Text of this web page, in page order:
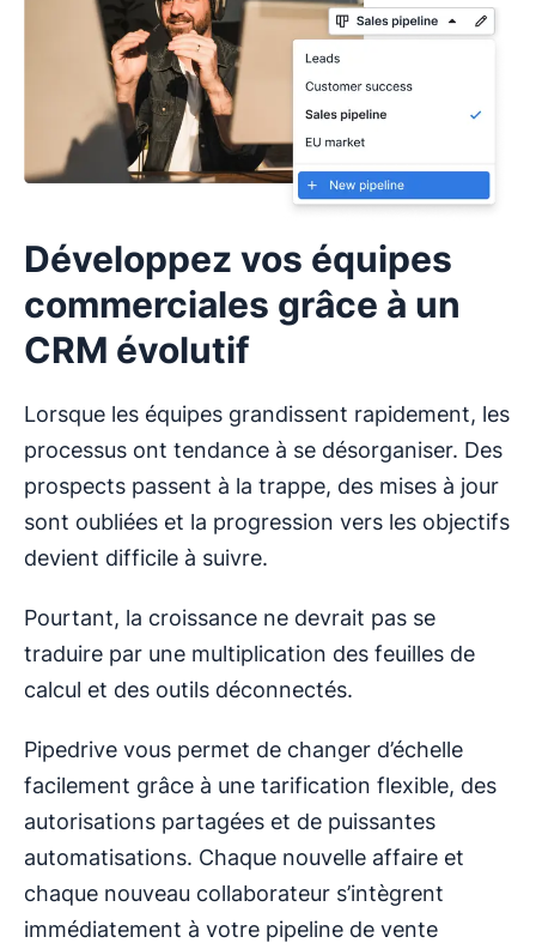
Développez vos équipes
commerciales grâce à un
CRM évolutif
Lorsque les équipes grandissent rapidement, les
processus ont tendance à se désorganiser. Des
prospects passent à la trappe, des mises à jour
sont oubliées et la progression vers les objectifs
devient difficile à suivre.
Pourtant, la croissance ne devrait pas se
traduire par une multiplication des feuilles de
calcul et des outils déconnectés.
Pipedrive vous permet de changer d’échelle
facilement grâce à une tarification flexible, des
autorisations partagées et de puissantes
automatisations. Chaque nouvelle affaire et
chaque nouveau collaborateur s’intègrent
immédiatement à votre pipeline de vente